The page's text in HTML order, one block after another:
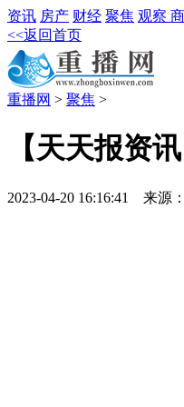
资讯 房产 财经 聚焦 观察
<<返回首页
重播网 > 聚焦 >
【天天报资
2023-04-20 16:16:41 来源